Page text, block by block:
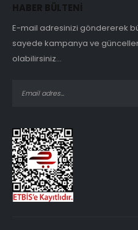
HABER BÜLTENİ
E-mail adresinizi göndererek
sayede kampanya ve
olabilirsiniz...